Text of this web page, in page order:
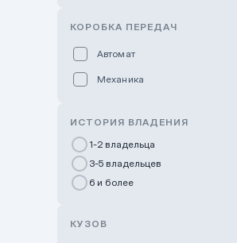
GWM Nurly Zhol
Chery Astana
КОРОБКА ПЕРЕДАЧ
Автомат
Механика
ИСТОРИЯ ВЛАДЕНИЯ
1-2 владельца
3-5 владельцев
6 и более
КУЗОВ